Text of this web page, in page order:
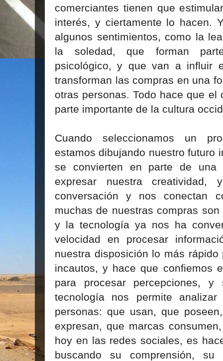
comerciantes tienen que
interés, y ciertamente lo hacen.
algunos sentimientos, como la
la soledad, que forman
psicológico, y que van a influir
transforman las compras en una
otras personas. Todo hace que el
parte importante de la cultura
Cuando seleccionamos un
estamos dibujando nuestro futuro
se convierten en parte de una
expresar nuestra
conversación y nos conectan
muchas de nuestras compras
y la tecnología ya nos ha
velocidad en procesar
nuestra disposición lo más
incautos, y hace que confiemos
para procesar percepciones, y
tecnología nos permite
personas: que usan, que
expresan, que marcas
hoy en las redes sociales, es
buscando su comprensión, su